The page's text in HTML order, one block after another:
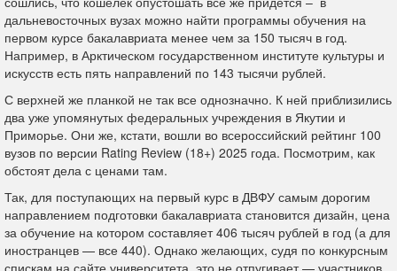
дальневосточных вузах можно найти программы обучения на
первом курсе бакалавриата менее чем за 150 тысяч в год.
Например, в Арктическом государственном институте культуры и
искусств есть пять направлений по 143 тысячи рублей.
С верхней же планкой не так все однозначно. К ней приблизились
два уже упомянутых федеральных учреждения в Якутии и
Приморье. Они же, кстати, вошли во всероссийский рейтинг 100
вузов по версии Rating Review (18+) 2025 года. Посмотрим, как
обстоят дела с ценами там.
Так, для поступающих на первый курс в ДВФУ самым дорогим
направлением подготовки бакалавриата становится дизайн, цена
за обучение на котором составляет 406 тысяч рублей в год (а для
иностранцев — все 440). Однако желающих, судя по конкурсным
спискам на сайте университета, это не отпугивает — участников